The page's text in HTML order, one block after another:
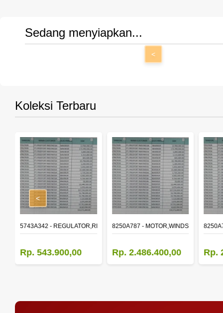
Sedang menyiapkan...
<
Koleksi Terbaru
DOOR WINDOW,LH
5743A342 - REGULATOR,RR DOOR WINDOW,RH
Rp. 543.900,00
8250A787 - MOTOR,WINDSHIELD
Rp. 2.486.400,00 Rp.
<